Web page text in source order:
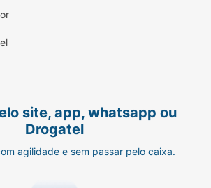
site, app, whatsapp ou
Drogatel
agilidade e sem passar pelo caixa.